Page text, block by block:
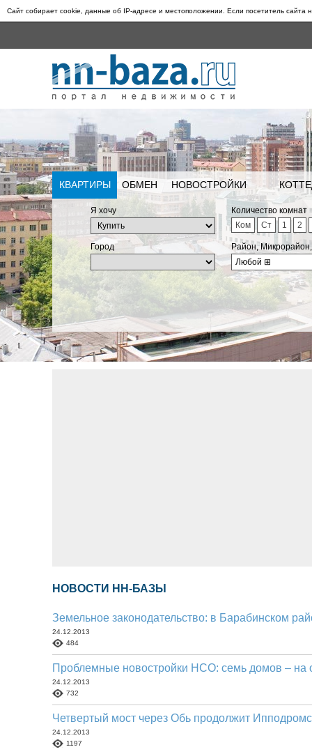
Сайт собирает cookie, данные об IP-адресе и местоположении. Если посетитель сайта
КВАРТИРЫ ОБМЕН НОВОСТРОЙКИ
Я хочу
Количество комнат
Ком
Ст 1 2
Город
Район,
Любой ⊞
НОВОСТИ НН-БАЗЫ
Земельное законодательство: в Барабинском
24.12.2013
484
Проблемные новостройки НСО: семь домов – на
24.12.2013
732
Четвертый мост через Обь продолжит
24.12.2013
1197